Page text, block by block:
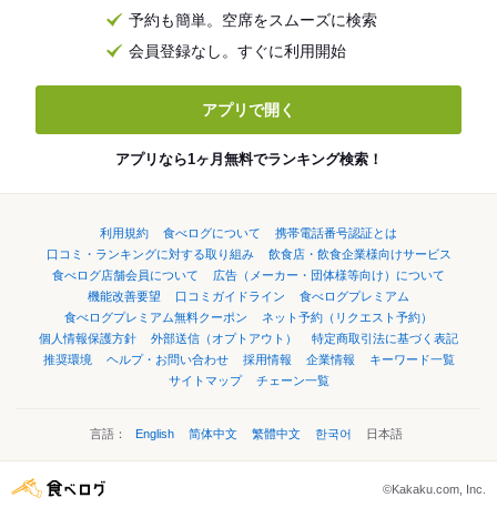
予約も簡単。空席をスムーズに検索
会員登録なし。すぐに利用開始
アプリで開く
アプリなら1ヶ月無料でランキング検索！
利用規約 食べログについて
携帯電話番号認証とは
口コミ・ランキングに対する取り組み
飲食店・飲食企業様向けサービス
食べログ店舗会員について
広告（メーカー・団体様等向け）について
機能改善要望
口コミガイドライン
食べログプレミアム
食べログプレミアム無料クーポン
ネット予約（リクエスト予約）
個人情報保護方針
外部送信（オプトアウト）
特定商取引法に基づく表記
推奨環境
ヘルプ・お問い合わせ 採用情報 企業情報
キーワード一覧
サイトマップ
チェーン一覧
言語： English 简体中文 繁體中文 한국어 日本語
©Kakaku.com, Inc.